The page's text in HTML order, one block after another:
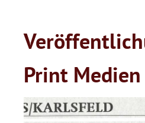
Print